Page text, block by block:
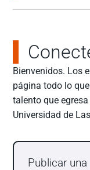
Bienvenidos. Los
página todo lo
talento que
Universidad de
Publicar una